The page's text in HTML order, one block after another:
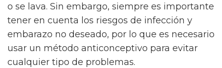
o se lava. Sin embargo, siempre es importante
tener en cuenta los riesgos de infección y
embarazo no deseado, por lo que es necesario
usar un método anticonceptivo para evitar
cualquier tipo de problemas.